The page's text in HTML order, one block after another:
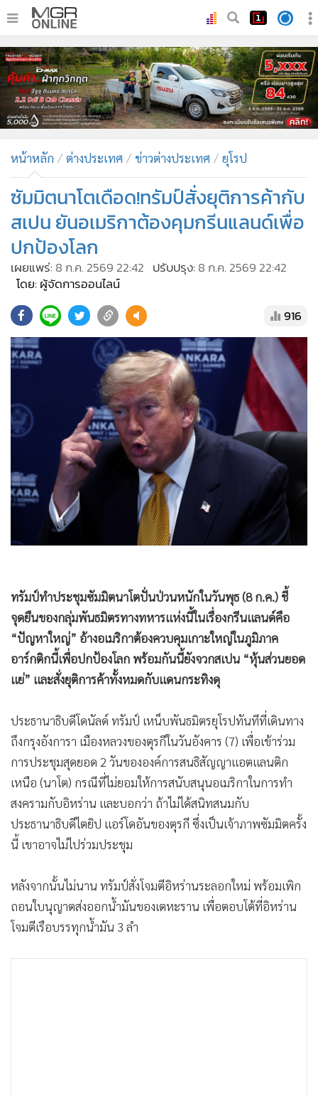
• หน้าหลัก
• ทันเหตุการณ์
• ภาคใต้
• ภูมิภาค
• บันเทิง
ผู้จัดการรายวัน
• คอลัมนิสต์
• ละคร
• CbizReview
• Cyber BIZ
• Good health & Well-being
• Green Innovation & SD
• Management & HR
• Infographic
• การเมือง
ท่องเที่ยว
• กีฬา
• ต่างประเทศ
Special Scoop
• เศรษฐกิจ-ธุรกิจ
• อาชญากรรม
• Motoring
เกม
วิทยาศาสตร์
• หุ้น
• อินโดจีน
• กองทุนรวม
• Celeb Online
• Factcheck
• ญี่ปุ่น
• News1
หน้าหลัก ต่างประเทศ ข่าวต่างประเทศ ยุโรป
ซัมมิตนาโตเดือด!ทรัมป์สั่งยุติการค้ากับ
สเปน ยันอเมริกาต้องคุมกรีนแลนด์เพื่อ
ปกป้องโลก
เผยแพร่: 8 ก.ค. 2569 22:42 ปรับปรุง: 8 ก.ค. 2569 22:42
โดย: ผู้จัดการออนไลน์
916
ทรัมป์ทำประชุมซัมมิตนาโตปั่นป่วนหนักในวันพุธ (8 ก.ค.) ชี้
จุดยืนของกลุ่มพันธมิตรทางทหารแห่งนี้ในเรื่องกรีนแลนด์คือ
“ปัญหาใหญ่” อ้างอเมริกาต้องควบคุมเกาะใหญ่ในภูมิภาค
อาร์กติกนี้เพื่อปกป้องโลก พร้อมกันนี้ยังจวกสเปน “หุ้นส่วนยอด
แย่” และสั่งยุติการค้าทั้งหมดกับแดนกระทิงดุ
ประธานาธิบดีโดนัลด์ ทรัมป์ เหน็บพันธมิตรยุโรปทันทีที่เดินทาง
ถึงกรุงอังการา เมืองหลวงของตุรกีในวันอังคาร (7) เพื่อเข้าร่วม
การประชุมสุดยอด 2 วันขององค์การสนธิสัญญาแอตแลนติก
เหนือ (นาโต) กรณีที่ไม่ยอมให้การสนับสนุนอเมริกาในการทำ
สงครามกับอิหร่าน และบอกว่า ถ้าไม่ได้สนิทสนมกับ
ประธานาธิบดีไตยิป แอร์โดอันของตุรกี ซึ่งเป็นเจ้าภาพซัมมิตครั้ง
นี้ เขาอาจไม่ไปร่วมประชุม
หลังจากนั้นไม่นาน ทรัมป์สั่งโจมตีอิหร่านระลอกใหม่ พร้อมเพิก
ถอนใบนุญาตส่งออกน้ำมันของเตหะราน เพื่อตอบโต้ที่อิหร่าน
โจมตีเรือบรรทุกน้ำมัน 3 ลำ